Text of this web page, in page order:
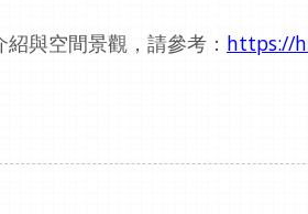
紹與空間景觀，請參考： https://